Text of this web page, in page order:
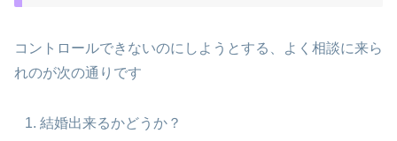
コントロールできないのにしようとする、よく相談に来ら
れのが次の通りです
結婚出来るかどうか？